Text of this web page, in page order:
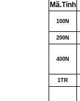
Mã.Tỉnh
100N
200N
400N
1TR